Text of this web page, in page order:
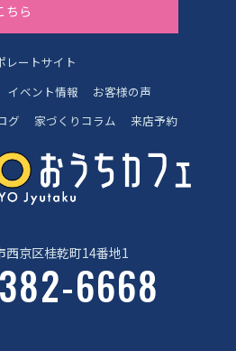
西京区桂乾町14番地1
6668
ちら
レートサイト
イベント情報
お客様の声
グ 家づくりコラム 来店予約